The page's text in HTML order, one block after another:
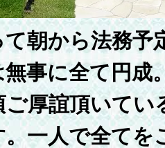
て朝から法務予
事に全て円成
ご厚誼頂いてい
一人で全てを